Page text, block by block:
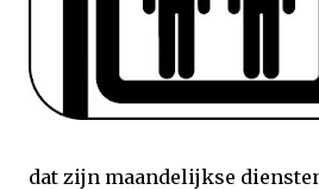
dat zijn maandelijkse